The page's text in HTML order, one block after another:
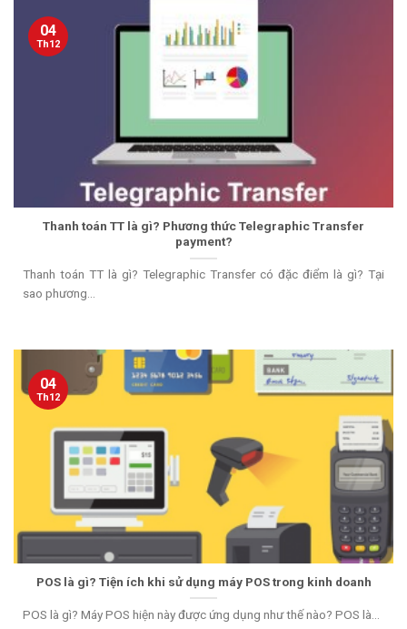
Thanh toán TT là gì? Phương thức Telegraphic Transfer
payment?
Thanh toán TT là gì? Telegraphic Transfer có đặc điểm là gì? Tại
sao phương...
04
Th12
POS là gì? Tiện ích khi sử dụng máy POS trong kinh doanh
POS là gì? Máy POS hiện này được ứng dụng như thế nào? POS là...
04
Th12